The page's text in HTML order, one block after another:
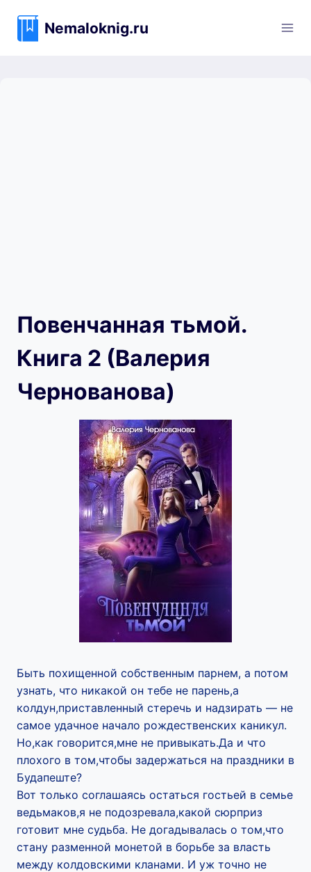
содержимому
Nemaloknig.ru
Повенчанная тьмой.
Книга 2 (Валерия
Чернованова)
Быть похищенной собственным парнем, а потом
узнать, что никакой он тебе не парень,а
колдун,приставленный стеречь и надзирать — не
самое удачное начало рождественских каникул.
Но,как говорится,мне не привыкать.Да и что
плохого в том,чтобы задержаться на праздники в
Будапеште?
Вот только соглашаясь остаться гостьей в семье
ведьмаков,я не подозревала,какой сюрприз
готовит мне судьба. Не догадывалась о том,что
стану разменной монетой в борьбе за власть
между колдовскими кланами. И уж точно не